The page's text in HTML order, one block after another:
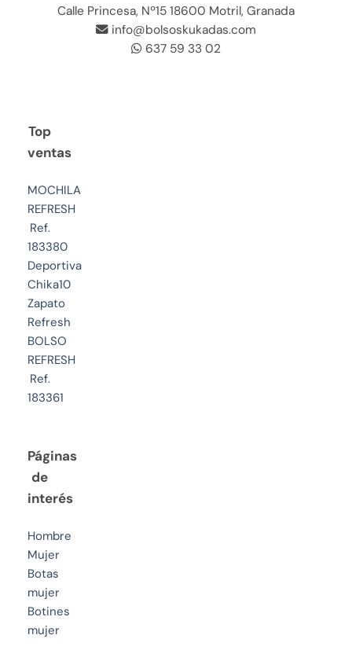
Calle Princesa, Nº15 18600 Motril, Granada
info@bolsoskukadas.com
637 59 33 02
Top
ventas
MOCHILA
REFRESH
Ref.
183380
Deportiva
Chika10
Zapato
Refresh
BOLSO
REFRESH
Ref.
183361
Páginas
de
interés
Hombre
Mujer
Botas
mujer
Botines
mujer